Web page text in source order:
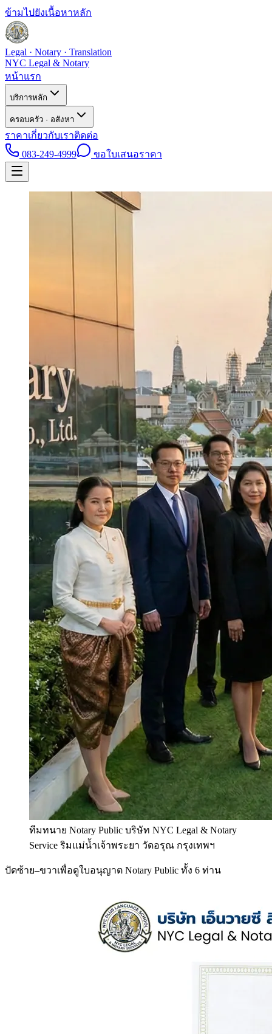
ข้ามไปยังเนื้อหาหลัก
Legal · Notary · Translation
NYC Legal & Notary
หน้าแรก
บริการหลัก
ครอบครัว · อสังหา
ราคาเกี่ยวกับเราติดต่อ
083-249-4999
ขอใบเสนอราคา
ทีมทนาย Notary Public บริษัท NYC Legal & Notary
Service ริมแม่น้ำเจ้าพระยา วัดอรุณ กรุงเทพฯ
ปัดซ้าย–ขวาเพื่อดูใบอนุญาต Notary Public ทั้ง 6 ท่าน